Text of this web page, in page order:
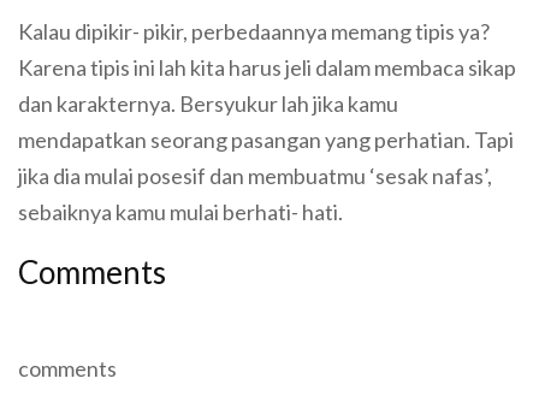
Kalau dipikir- pikir, perbedaannya memang tipis ya?
Karena tipis ini lah kita harus jeli dalam membaca sikap
dan karakternya. Bersyukur lah jika kamu
mendapatkan seorang pasangan yang perhatian. Tapi
jika dia mulai posesif dan membuatmu ‘sesak nafas’,
sebaiknya kamu mulai berhati- hati.
Comments
comments